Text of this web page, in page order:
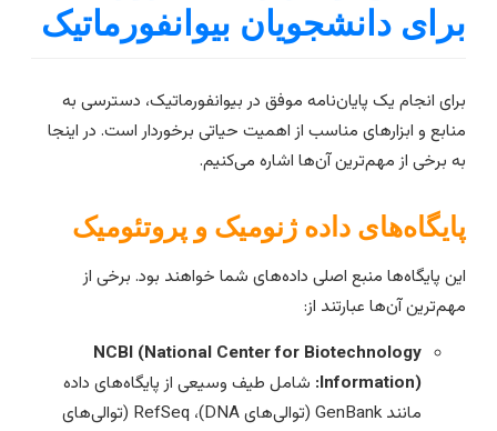
دانشجویان بیوانفورماتیک
انجام یک پایان‌نامه موفق در بیوانفورماتیک، دسترسی به
و ابزارهای مناسب از اهمیت حیاتی برخوردار است. در اینجا
برخی از مهم‌ترین آن‌ها اشاره می‌کنیم.
داده ژنومیک و پروتئومیک
پایگاه‌ها منبع اصلی داده‌های شما خواهند بود. برخی از
آن‌ها عبارتند از:
NCBI (National Center for Biotechnology
Information):شامل طیف وسیعی از پایگاه‌های داده
مانند GenBank (توالی‌های DNA)، RefSeq (توالی‌های